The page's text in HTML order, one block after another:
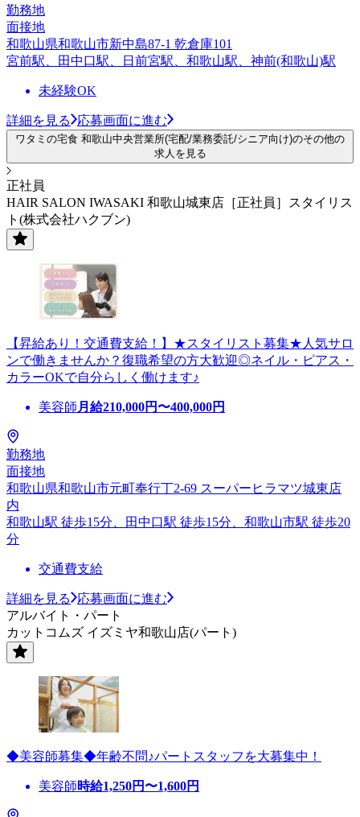
勤務地
面接地
和歌山県和歌山市新中島87-1 乾倉庫101
宮前駅、田中口駅、日前宮駅、和歌山駅、神前(和歌山)駅
未経験OK
詳細を見る 応募画面に進む
ワタミの宅食 和歌山中央営業所(宅配/業務委託/シニア向け)のその他の
求人を見る
正社員
HAIR SALON IWASAKI 和歌山城東店［正社員］スタイリス
ト(株式会社ハクブン)
【昇給あり！交通費支給！】★スタイリスト募集★人気サロ
ンで働きませんか？復職希望の方大歓迎◎ネイル・ピアス・
カラーOKで自分らしく働けます♪
美容師 月給210,000円〜400,000円
勤務地
面接地
和歌山県和歌山市元町奉行丁2-69 スーパーヒラマツ城東店
内
和歌山駅 徒歩15分、田中口駅 徒歩15分、和歌山市駅 徒歩20
分
交通費支給
詳細を見る
応募画面に進む
アルバイト・パート
カットコムズ イズミヤ和歌山店(パート)
◆美容師募集◆年齢不問♪パートスタッフを大募集中！
美容師時給1,250円〜1,600円